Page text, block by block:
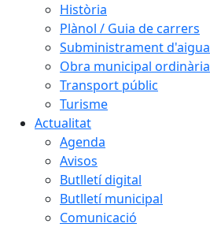
Història
Plànol / Guia de carrers
Subministrament d'aigua
Obra municipal ordinària
Transport públic
Turisme
Actualitat
Agenda
Avisos
Butlletí digital
Butlletí municipal
Comunicació